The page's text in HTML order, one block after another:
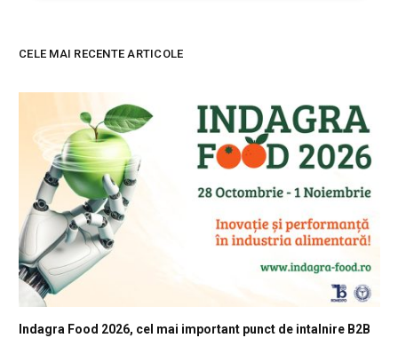
CELE MAI RECENTE ARTICOLE
Indagra Food 2026, cel mai important punct de intalnire B2B